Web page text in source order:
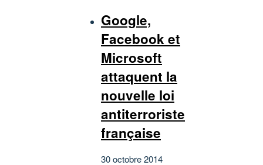
Google,
Facebook et
Microsoft
attaquent la
nouvelle loi
antiterroriste
française
30 octobre 2014